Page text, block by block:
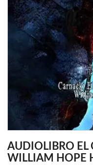
AUDIOLIBRO EL
WILLIAM HOPE